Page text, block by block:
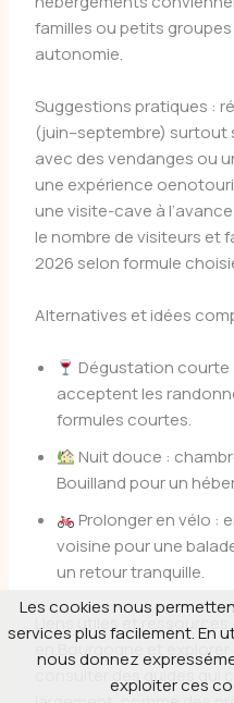
familles ou petits
autonomie.
Suggestions pratiques :
(juin–septembre) surtout
avec des vendanges ou
une expérience
une visite-cave à
le nombre de visiteurs et
2026 selon formule
Alternatives et idées
Dégustation courte
acceptent les
formules courtes.
Nuit douce :
Bouilland pour un
Prolonger en vélo :
voisine pour une
un retour tranquille.
Liens utiles et
en Bourgogne et explorer
consulter des guides qui
Les cookies nous
services plus facilement. En
nous donnez
exploiter ces